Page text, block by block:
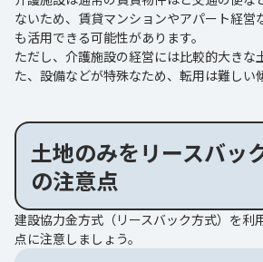
ないため、賃貸マンションやアパート経営
も活用できる可能性があります。
ただし、介護施設の経営には比較的大きな
た、設備などが特殊なため、転用は難しい
土地のみをリースバッ
の注意点
建設協力金方式（リースバック方式）を利
点に注意しましょう。